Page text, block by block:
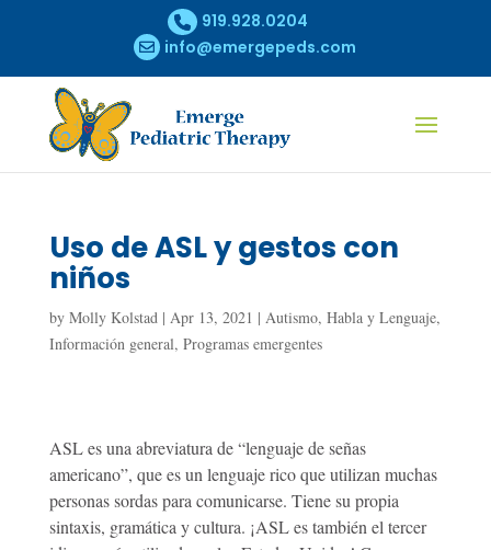
919.928.0204
info@emergepeds.com
Uso de ASL y gestos con
niños
by Molly Kolstad| Apr 13, 2021 | Autismo, Habla y Lenguaje,
Información general, Programas emergentes
ASL es una abreviatura de “lenguaje de señas
americano”, que es un lenguaje rico que utilizan muchas
personas sordas para comunicarse. Tiene su propia
sintaxis, gramática y cultura. ¡ASL es también el tercer